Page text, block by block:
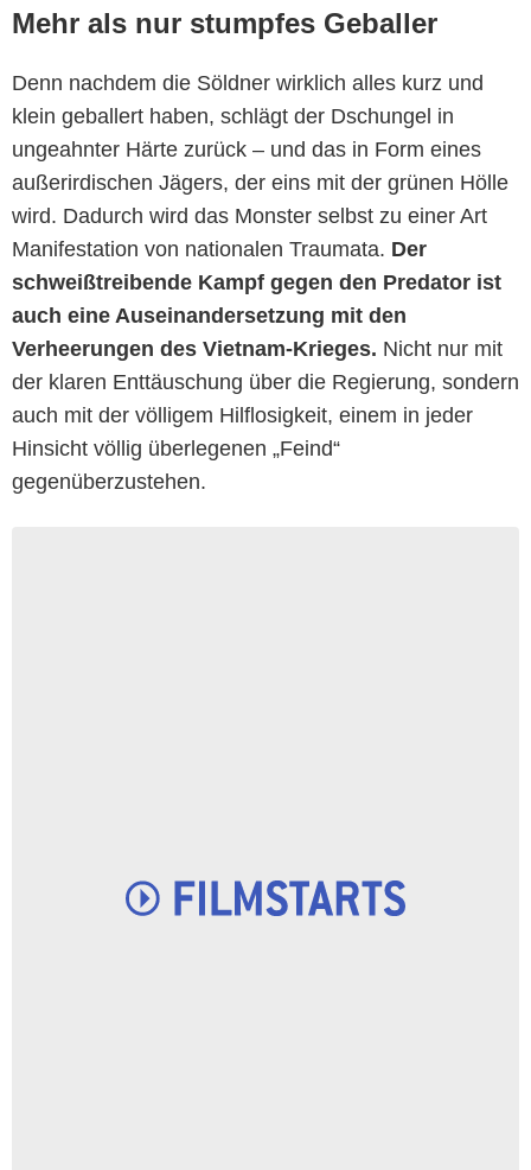
Mehr als nur stumpfes Geballer
Denn nachdem die Söldner wirklich alles kurz und
klein geballert haben, schlägt der Dschungel in
ungeahnter Härte zurück – und das in Form eines
außerirdischen Jägers, der eins mit der grünen Hölle
wird. Dadurch wird das Monster selbst zu einer Art
Manifestation von nationalen Traumata. Der
schweißtreibende Kampf gegen den Predator ist
auch eine Auseinandersetzung mit den
Verheerungen des Vietnam-Krieges. Nicht nur mit
der klaren Enttäuschung über die Regierung, sondern
auch mit der völligem Hilflosigkeit, einem in jeder
Hinsicht völlig überlegenen „Feind“
gegenüberzustehen.